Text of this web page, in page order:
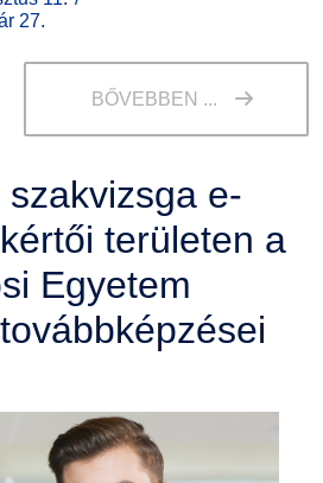
27.
BŐVEBBEN ...
e-
területen a
Egyetem